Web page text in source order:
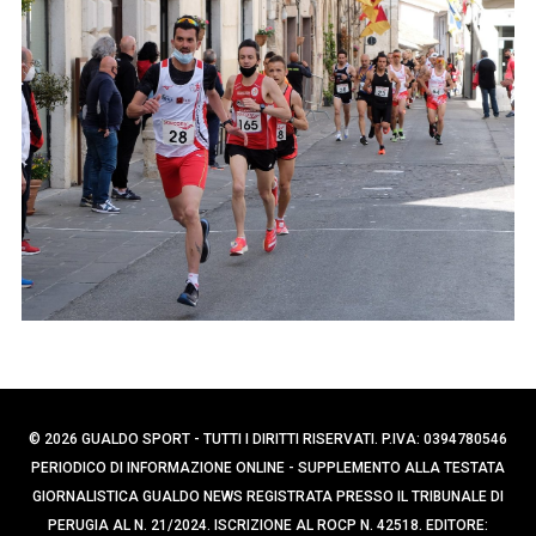
e
r
:
© 2026 GUALDO SPORT - TUTTI I DIRITTI RISERVATI. P.IVA: 0394780546
PERIODICO DI INFORMAZIONE ONLINE - SUPPLEMENTO ALLA TESTATA
GIORNALISTICA GUALDO NEWS REGISTRATA PRESSO IL TRIBUNALE DI
PERUGIA AL N. 21/2024. ISCRIZIONE AL ROCP N. 42518. EDITORE:
e
r
c
a
p
e
r
: